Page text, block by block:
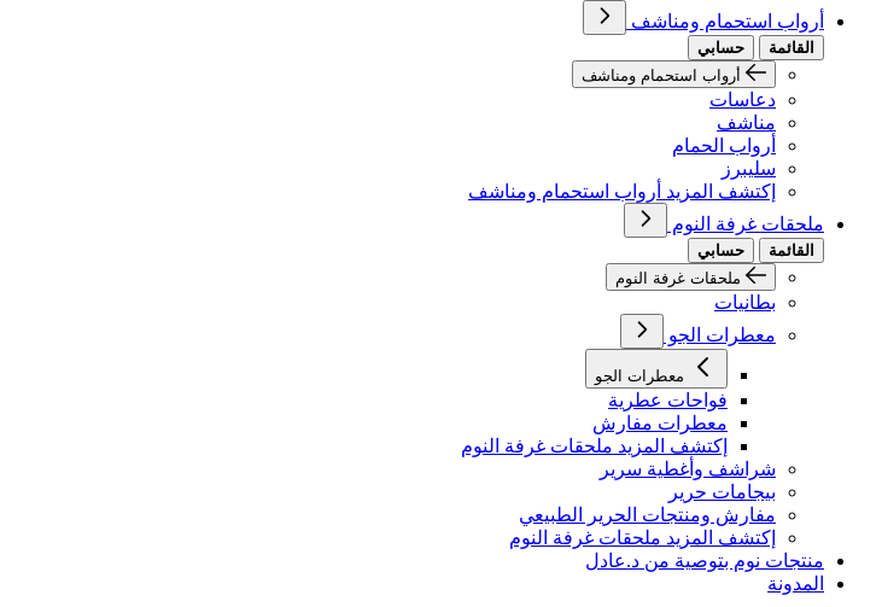
أرواب استحمام ومناشف
القائمة
حسابي
أرواب استحمام ومناشف
دعاسات
مناشف
أرواب الحمام
سليبرز
إكتشف المزيد أرواب استحمام ومناشف
ملحقات غرفة النوم
القائمة
حسابي
ملحقات غرفة النوم
بطانيات
معطرات الجو
معطرات الجو
فواحات عطرية
معطرات مفارش
إكتشف المزيد ملحقات غرفة النوم
شراشف وأغطية سرير
بيجامات حرير
مفارش ومنتجات الحرير الطبيعي
إكتشف المزيد ملحقات غرفة النوم
منتجات نوم بتوصية من د.عادل
المدونة